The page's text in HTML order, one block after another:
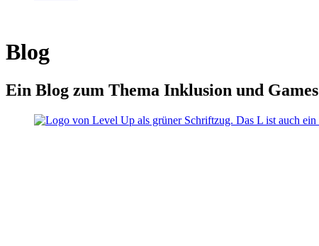
Blog
Ein Blog zum Thema Inklusion und Games